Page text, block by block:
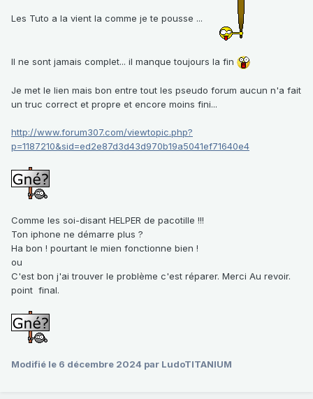
Les Tuto a la vient la comme je te pousse ...
Il ne sont jamais complet... il manque toujours la fin
Je met le lien mais bon entre tout les pseudo forum aucun n'a fait
un truc correct et propre et encore moins fini...
http://www.forum307.com/viewtopic.php?
p=1187210&sid=ed2e87d3d43d970b19a5041ef71640e4
Comme les soi-disant HELPER de pacotille !!!
Ton iphone ne démarre plus ?
Ha bon ! pourtant le mien fonctionne bien !
ou
C'est bon j'ai trouver le problème c'est réparer. Merci Au revoir.
point final.
Modifié le 6 décembre 2024 par LudoTITANIUM